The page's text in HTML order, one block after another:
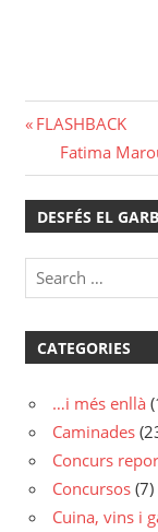
Previous
Post:
FLASHBACK
Next
Post:
Fatima
DESFÉS EL
CATEGORIES
…i més enllà
Caminades
Concurs
Concursos (7)
Cuina, vins i